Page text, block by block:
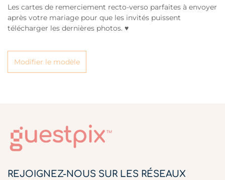
Les cartes de remerciement recto-verso parfaites à envoyer
après votre mariage pour que les invités puissent
télécharger les dernières photos. ♥
Modifier le modèle
REJOIGNEZ-NOUS SUR LES RÉSEAUX